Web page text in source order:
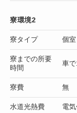
寮環境2
寮タイプ 個室
寮までの所要
時間
車
寮費 無
水道光熱費 電